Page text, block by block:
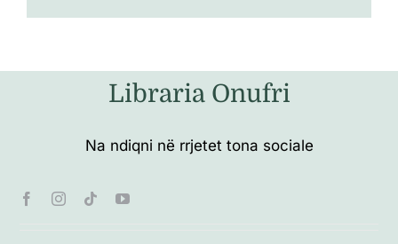
Libraria Onufri
Na ndiqni në rrjetet tona sociale